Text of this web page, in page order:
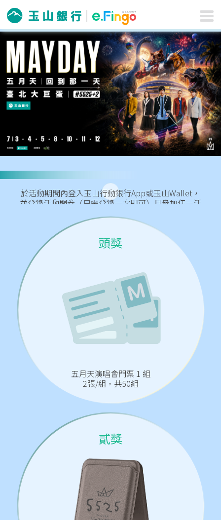
玉山邀你一起擁抱五月
天演唱會！
活動期間：2026/5/13(三)~2026/6/12(五)
於活動期間內登入玉山行動銀行App或玉山Wallet，
並登錄活動問卷（只需登錄一次即可）且參加任一活
立即登錄
頭獎
五月天演唱會門票 1 組
2張/組，共50組
貳獎